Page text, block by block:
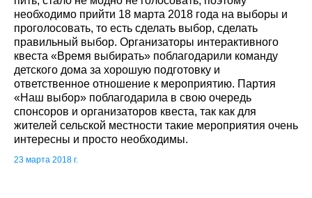
необходимо прийти 18 марта 2018 года на выборы и
проголосовать, то есть сделать выбор, сделать
правильный выбор. Организаторы интерактивного
квеста «Время выбирать» поблагодарили команду
детского дома за хорошую подготовку и
ответственное отношение к мероприятию. Партия
«Наш выбор» поблагодарила в свою очередь
спонсоров и организаторов квеста, так как для
жителей сельской местности такие мероприятия очень
интересны и просто необходимы.
23 марта 2018 г.